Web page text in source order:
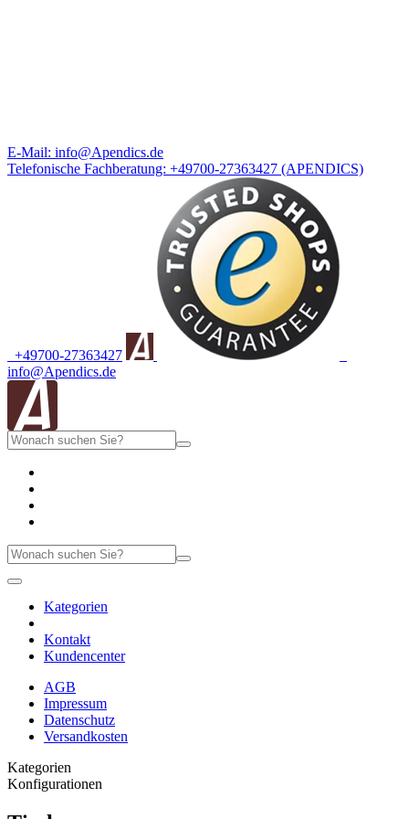
E-Mail: info@Apendics.de
Telefonische Fachberatung: +49700-27363427 (APENDICS)
+49700-27363427
info@Apendics.de
Kategorien
Kontakt
Kundencenter
AGB
Impressum
Datenschutz
Versandkosten
Kategorien
Konfigurationen